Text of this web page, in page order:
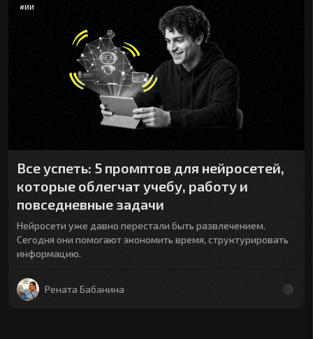
#ИИ
Все успеть: 5 промптов для нейросетей,
которые облегчат учебу, работу и
повседневные задачи
Нейросети уже давно перестали быть развлечением.
Сегодня они помогают экономить время, структурировать
информацию.
Рената Бабанина